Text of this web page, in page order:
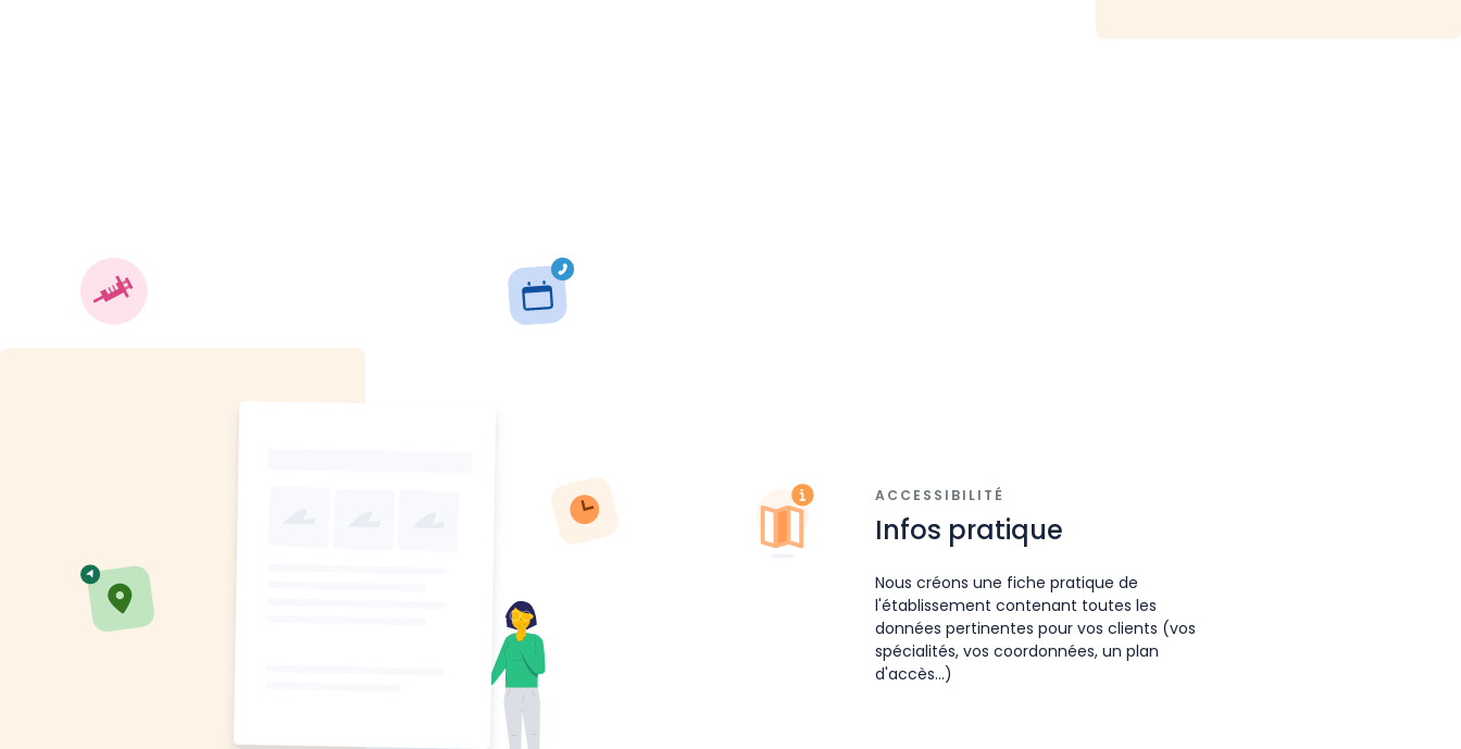
ACCESSIBILITÉ
Infos pratique
Nous créons une fiche pratique de
l'établissement contenant toutes les
données pertinentes pour vos clients (vos
spécialités, vos coordonnées, un plan
d'accès...)